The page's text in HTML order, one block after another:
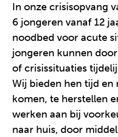
In onze crisisopvang
6 jongeren vanaf 12
noodbed voor acute
jongeren kunnen
of crisissituaties
Wij bieden hen tijd
komen, te herstellen
werken aan bij
naar huis, door